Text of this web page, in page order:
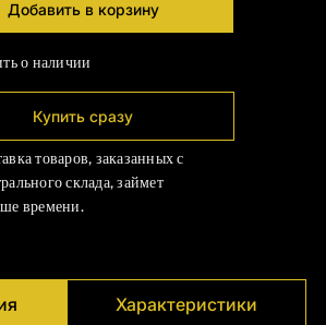
Добавить в корзину
о наличии
Купить сразу
товаров, заказанных с
склада, займет
времени.
Характеристики